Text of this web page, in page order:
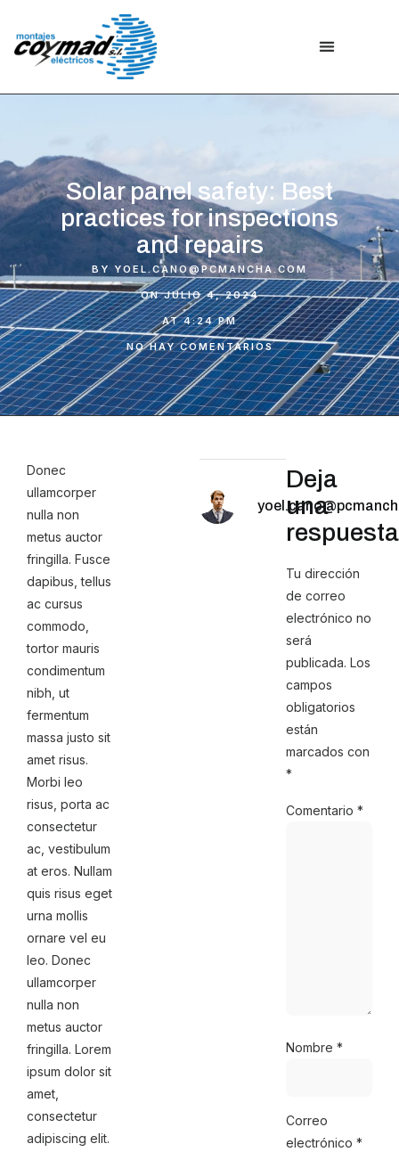
Solar panel safety: Best
practices for inspections
and repairs
BY YOEL.CANO@PCMANCHA.COM
ON JULIO 4, 2024
AT 4:24 PM
NO HAY COMENTARIOS
Donec
ullamcorper
nulla non
metus auctor
fringilla. Fusce
dapibus, tellus
ac cursus
commodo,
tortor mauris
condimentum
nibh, ut
fermentum
massa justo sit
amet risus.
Morbi leo
risus, porta ac
consectetur
ac, vestibulum
at eros. Nullam
quis risus eget
urna mollis
ornare vel eu
leo. Donec
ullamcorper
nulla non
metus auctor
fringilla. Lorem
ipsum dolor sit
amet,
consectetur
adipiscing elit.
Deja
una
respuesta
Tu dirección
de correo
electrónico no
será
publicada. Los
campos
obligatorios
están
marcados con
*
Comentario *
Nombre *
Correo
electrónico *